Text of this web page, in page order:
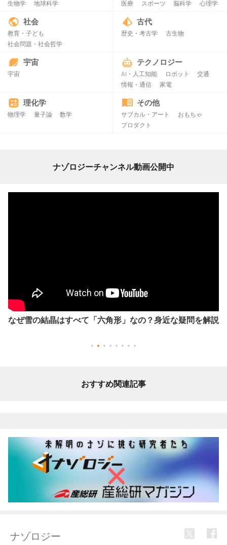
生物学 地球科学 医療 スポーツ 脳科学 心理学
社会
教育・子ども
社会問題・社会哲学
古代
歴史・考古学 古生物
宇宙
宇宙
テクノロジー
AI・人工知能 ロボット
交通
情報・通信
家電
理化学
物理学 量子論 数学
その他
サブカル・アート
おもちゃ
プロダクト
ナゾロジーチャンネル動画公開中
なぜ雪の結晶はすべて「六角形」なの？身近な疑問を解説
おすすめ関連記事
ナゾロジー